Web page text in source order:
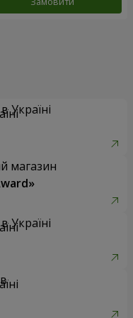
Україні
магазин
Україні